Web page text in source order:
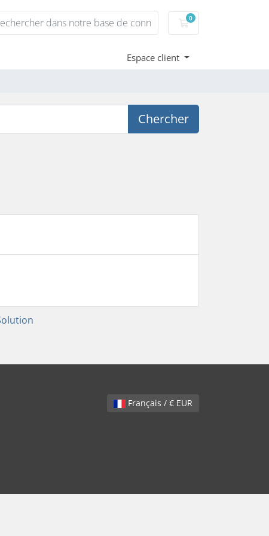
0
Votre panier
Espace client
Chercher
Français / € EUR